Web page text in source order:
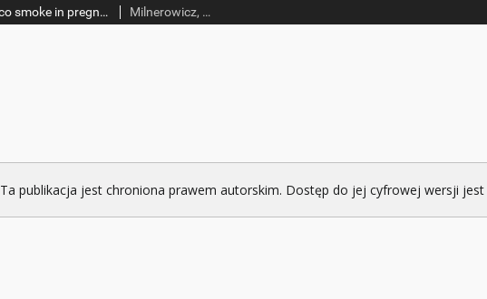
Effects of exposure to tobacco smoke in pregnancies complicated by oligohydramnios and premature rupture of the membranes. I. Concentration of Cd and Pb in blood and Zn, Cu, Cd and Pb in amniotic fluid Milnerowicz, Halina; Zalewski, Jerzy; Geneja, Rafał; Milnerowicz-Nabzdyk, Ewa; Zasłwski, Ryszard; Woytoń, Janusz
Ta publikacja jest chroniona prawem autorskim. Dostęp do jej cyfrowej wersji